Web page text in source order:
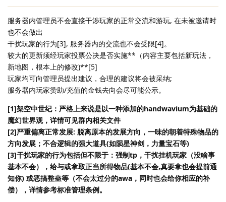
服务器内管理员不会直接干涉玩家的正常交流和游玩, 在未被邀请时
也不会做出
干扰玩家的行为[3], 服务器内的交流也不会受限[4]。
较大的更新须经玩家投票公决是否实施**（内容主要包括新玩法，
新地图，根本上的修改)**[5]
玩家均可向管理员提出建议，合理的建议将会被采纳;
服务器内玩家赞助/充值的金钱去向会尽可能公示。
[1]架空中世纪：严格上来说是以一种添加的handwavium为基础的
魔幻世界观，详情可见群内相关文件
[2]严重偏离正常发展: 脱离原本的发展方向，一味的朝着特殊物品的
方向发展；不合逻辑的强大道具(如陨星神剑，力量宝石等)
[3]干扰玩家的行为包括但不限于：强制tp，干扰挂机玩家（没啥事
基本不会），给与或拿取正当所得物品(基本不会,真要拿也会提前通
知你) 或恶搞整蛊等（不会太过分的awa，同时也会给你相应的补
偿），详情参考标准管理条例。